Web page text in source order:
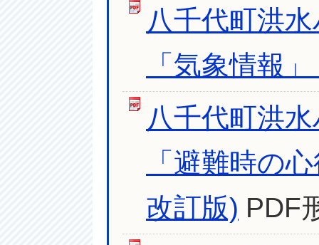
八千代町洪
「気象情報
八千代町洪
「避難時の
改訂版) PDF